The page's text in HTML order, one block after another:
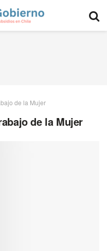
de la Mujer
de la Mujer